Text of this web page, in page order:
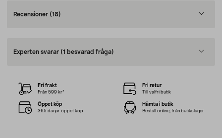
Recensioner (18)
Experten svarar (1 besvarad fråga)
Fri frakt
Från 599 kr*
Fri retur
Till valfri butik
Öppet köp
365 dagar öppet köp
Hämta i butik
Beställ online, från butikslager